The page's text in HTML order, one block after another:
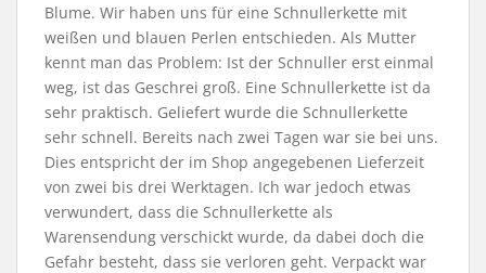
Blume. Wir haben uns für eine Schnullerkette mit
weißen und blauen Perlen entschieden. Als Mutter
kennt man das Problem: Ist der Schnuller erst einmal
weg, ist das Geschrei groß. Eine Schnullerkette ist da
sehr praktisch. Geliefert wurde die Schnullerkette
sehr schnell. Bereits nach zwei Tagen war sie bei uns.
Dies entspricht der im Shop angegebenen Lieferzeit
von zwei bis drei Werktagen. Ich war jedoch etwas
verwundert, dass die Schnullerkette als
Warensendung verschickt wurde, da dabei doch die
Gefahr besteht, dass sie verloren geht. Verpackt war